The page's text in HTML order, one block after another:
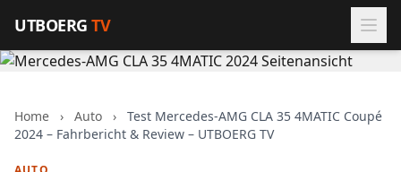
UTBOERGTV
Home › Auto ›
Test Mercedes-AMG CLA 35 4MATIC Coupé
2024 – Fahrbericht & Review – UTBOERG TV